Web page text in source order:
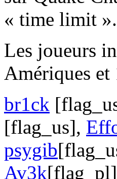
« time limit ».
Les joueurs
Amériques et
br1ck
[flag_us],
psygib
Av3k